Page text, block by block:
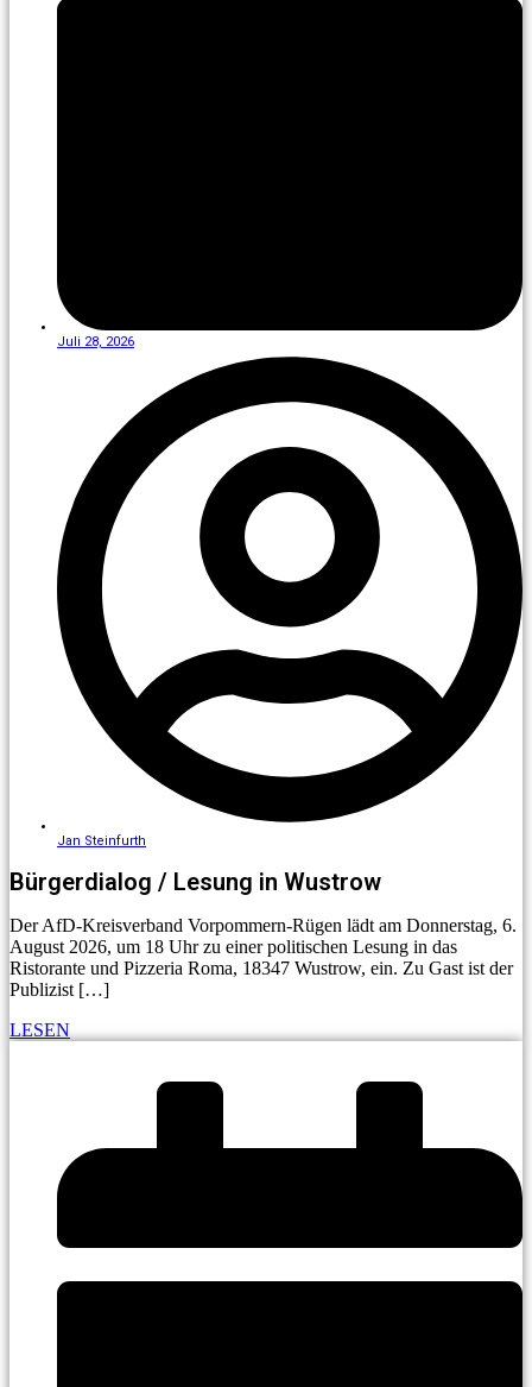
Juli 28, 2026
Jan Steinfurth
Bürgerdialog / Lesung in Wustrow
Der AfD-Kreisverband Vorpommern-Rügen lädt am Donnerstag, 6.
August 2026, um 18 Uhr zu einer politischen Lesung in das
Ristorante und Pizzeria Roma, 18347 Wustrow, ein. Zu Gast ist der
Publizist […]
LESEN